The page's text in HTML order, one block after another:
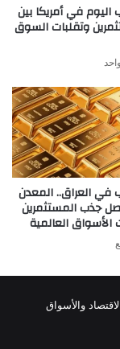
اليوم في أمريكا بين
وتقلبات السوق
في العراق.. المعدن
جذب المستثمرين
العالمية
والأسواق